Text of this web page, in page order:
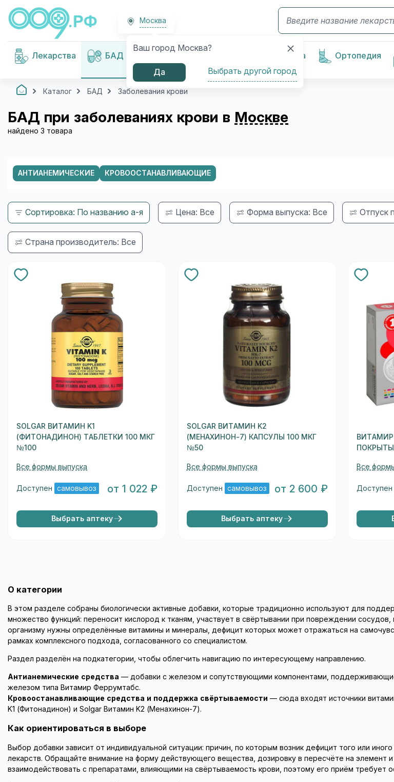
Москва
Ваш город Москва?
Да Выбрать другой город
Лекарства БАД
Медицинские
изделия
Косметика Ортопедия
Каталог БАД Заболевания крови
БАД при заболеваниях крови в Москве
найдено 3 товара
АНТИАНЕМИЧЕСКИЕ КРОВООСТАНАВЛИВАЮЩИЕ
Сортировка: По названию а-я Цена: Все Форма выпуска: Все Отпуск
Страна производитель: Все
SOLGAR ВИТАМИН K1
(ФИТОНАДИНОН) ТАБЛЕТКИ 100 МКГ
№100
Все формы выпуска
Доступен самовывоз от 1 022 ₽
Выбрать аптеку
SOLGAR ВИТАМИН K2
(МЕНАХИНОН-7) КАПСУЛЫ 100 МКГ
№50
Все формы выпуска
Доступен самовывоз от 2 600 ₽
Выбрать аптеку
Все
Доступен
О категории
В этом разделе собраны биологически активные добавки, которые традиционно используют для
множество функций: переносит кислород к тканям, участвует в свёртывании при повреждении
организму нужны определённые витамины и минералы, дефицит которых может отражаться на
рамках комплексного подхода, согласованного со специалистом.
Раздел разделён на подкатегории, чтобы облегчить навигацию по интересующему направлению.
Антианемические средства — добавки с железом и сопутствующими компонентами,
железом типа Витамир Феррумтабс.
Кровоостанавливающие средства и поддержка свёртываемости — сюда входят источники
K1 (Фитонадинон) и Solgar Витамин K2 (Менахинон-7).
Как ориентироваться в выборе
Выбор добавки зависит от индивидуальной ситуации: причин, по которым возник дефицит того или
лекарств. Обращайте внимание на форму действующего вещества, дозировку в пересчёте на элемент
взаимодействовать с препаратами, влияющими на свёртываемость крови, поэтому его приём требует